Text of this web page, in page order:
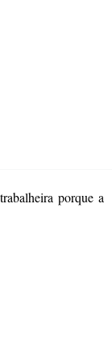
porque a